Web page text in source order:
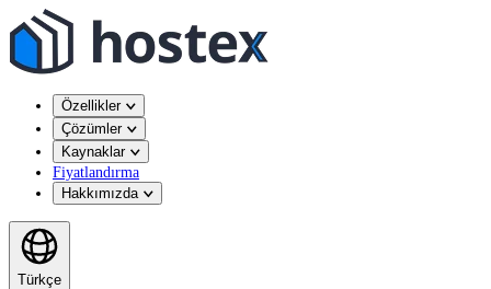
Özellikler
Çözümler
Kaynaklar
Fiyatlandırma
Hakkımızda
Türkçe